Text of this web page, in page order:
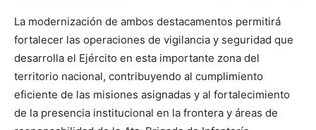
La modernización de ambos destacamentos permitirá
fortalecer las operaciones de vigilancia y seguridad que
desarrolla el Ejército en esta importante zona del
territorio nacional, contribuyendo al cumplimiento
eficiente de las misiones asignadas y al fortalecimiento
de la presencia institucional en la frontera y áreas de